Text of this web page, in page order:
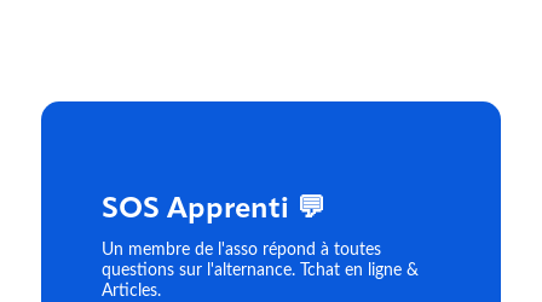
SOS Apprenti 💬
Un membre de l'asso répond à toutes
questions sur l'alternance. Tchat en ligne &
Articles.